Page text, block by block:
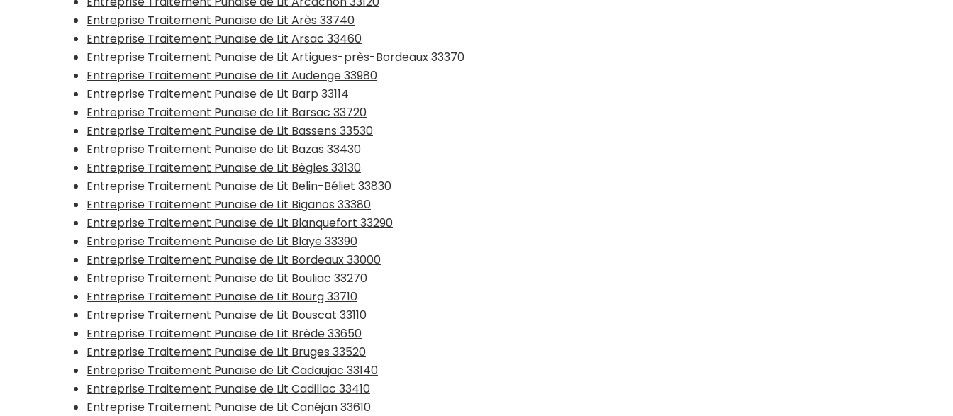
Entreprise Traitement Punaise de Lit Arès 33740
Entreprise Traitement Punaise de Lit Arsac 33460
Entreprise Traitement Punaise de Lit Artigues-près-Bordeaux 33370
Entreprise Traitement Punaise de Lit Audenge 33980
Entreprise Traitement Punaise de Lit Barp 33114
Entreprise Traitement Punaise de Lit Barsac 33720
Entreprise Traitement Punaise de Lit Bassens 33530
Entreprise Traitement Punaise de Lit Bazas 33430
Entreprise Traitement Punaise de Lit Bègles 33130
Entreprise Traitement Punaise de Lit Belin-Béliet 33830
Entreprise Traitement Punaise de Lit Biganos 33380
Entreprise Traitement Punaise de Lit Blanquefort 33290
Entreprise Traitement Punaise de Lit Blaye 33390
Entreprise Traitement Punaise de Lit Bordeaux 33000
Entreprise Traitement Punaise de Lit Bouliac 33270
Entreprise Traitement Punaise de Lit Bourg 33710
Entreprise Traitement Punaise de Lit Bouscat 33110
Entreprise Traitement Punaise de Lit Brède 33650
Entreprise Traitement Punaise de Lit Bruges 33520
Entreprise Traitement Punaise de Lit Cadaujac 33140
Entreprise Traitement Punaise de Lit Cadillac 33410
Entreprise Traitement Punaise de Lit Canéjan 33610